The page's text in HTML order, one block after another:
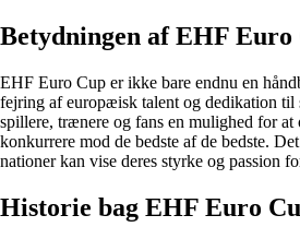
Betydningen af EHF Euro
EHF Euro Cup er ikke bare endnu en
fejring af europæisk talent og dedikation til
spillere, trænere og fans en mulighed for
konkurrere mod de bedste af de bedste.
nationer kan vise deres styrke og passion
Historie bag EHF Euro